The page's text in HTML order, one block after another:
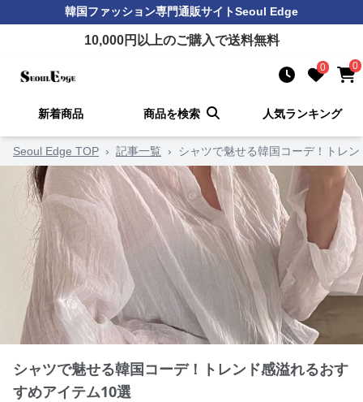
韓国ファッション専門通販サイトSeoul Edge
10,000円以上のご購入で送料無料
0 0
新着商品 商品を検索 人気ランキング
Seoul Edge TOP › 記事一覧 › シャツで魅せる韓国コーデ！トレ
シャツで魅せる韓国コーデ！トレンド感溢れるおす
すめアイテム10選